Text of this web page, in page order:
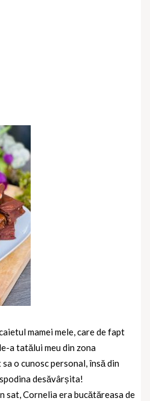
mamei mele, care de fapt
a tatălui meu din zona
o cunosc personal, însă din
desăvârșita!
sat, Cornelia era bucătăreasa de